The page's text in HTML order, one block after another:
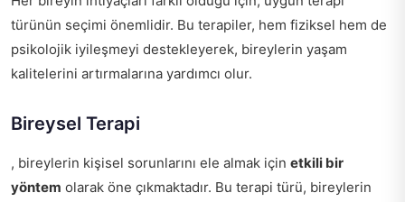
türünün seçimi önemlidir. Bu terapiler, hem fiziksel hem de
psikolojik iyileşmeyi destekleyerek, bireylerin yaşam
kalitelerini artırmalarına yardımcı olur.
Bireysel Terapi
, bireylerin kişisel sorunlarını ele almak için etkili bir
yöntem olarak öne çıkmaktadır. Bu terapi türü, bireylerin